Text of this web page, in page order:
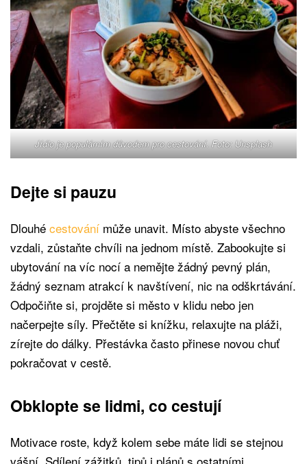
Jídlo je populárním důvodem pro cestování. Foto: Unsplash
Dejte si pauzu
Dlouhé cestování může unavit. Místo abyste všechno
vzdali, zůstaňte chvíli na jednom místě. Zabookujte si
ubytování na víc nocí a nemějte žádný pevný plán,
žádný seznam atrakcí k navštívení, nic na odškrtávání.
Odpočiňte si, projděte si město v klidu nebo jen
načerpejte síly. Přečtěte si knížku, relaxujte na pláži,
zírejte do dálky. Přestávka často přinese novou chuť
pokračovat v cestě.
Obklopte se lidmi, co cestují
Motivace roste, když kolem sebe máte lidi se stejnou